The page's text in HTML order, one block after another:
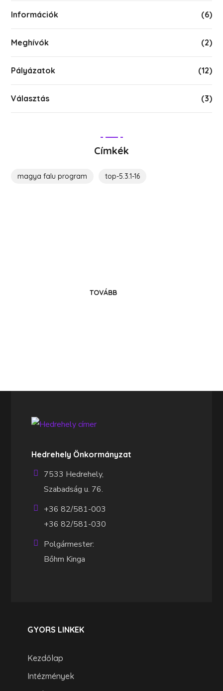
Információk (6)
Meghívók (2)
Pályázatok (12)
Választás (3)
Címkék
magya falu program top-5.3.1-16
TOVÁBB
Hedrehely Önkormányzat
7533 Hedrehely,
Szabadság u. 76.
+36 82/581-003
+36 82/581-030
Polgármester:
Bőhm Kinga
GYORS LINKEK
Kezdőlap
Intézmények